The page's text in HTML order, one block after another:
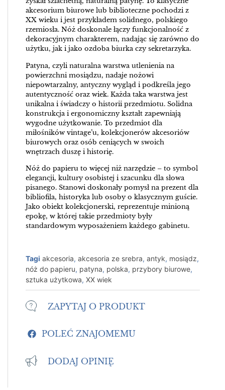
akcesorium biurowe lub biblioteczne pochodzi z
XX wieku i jest przykładem solidnego, polskiego
rzemiosła. Nóż doskonale łączy funkcjonalność z
dekoracyjnym charakterem, nadając się zarówno do
użytku, jak i jako ozdoba biurka czy sekretarzyka.
Patyna, czyli naturalna warstwa utlenienia na
powierzchni mosiądzu, nadaje nożowi
niepowtarzalny, antyczny wygląd i podkreśla jego
autentyczność oraz wiek. Każda taka warstwa jest
unikalna i świadczy o historii przedmiotu. Solidna
konstrukcja i ergonomiczny kształt zapewniają
wygodne użytkowanie. To przedmiot dla
miłośników vintage’u, kolekcjonerów akcesoriów
biurowych oraz osób ceniących w swoich
wnętrzach duszę i historię.
Nóż do papieru to więcej niż narzędzie – to symbol
elegancji, kultury osobistej i szacunku dla słowa
pisanego. Stanowi doskonały pomysł na prezent dla
bibliofila, historyka lub osoby o klasycznym guście.
Jako obiekt kolekcjonerski, reprezentuje minioną
epokę, w której takie przedmioty były
standardowym wyposażeniem każdego gabinetu.
Tagi akcesoria, akcesoria ze srebra, antyk, mosiądz,
nóż do papieru, patyna, polska, przybory biurowe,
sztuka użytkowa, XX wiek
ZAPYTAJ O PRODUKT
POLEĆ ZNAJOMEMU
DODAJ OPINIĘ